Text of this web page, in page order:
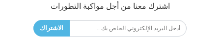
اشترك معنا من أجل مواكبة التطورات
الاشتراك